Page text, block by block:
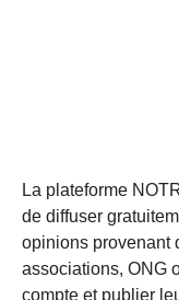
La plateforme
de diffuser
opinions provenant
associations, ONG
compte et publier